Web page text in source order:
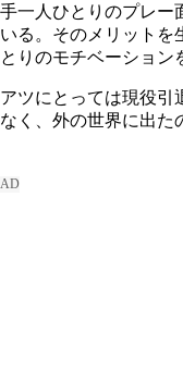
手一人ひとりのプレー
いる。そのメリットを
とりのモチベーション
アツにとっては現役引
なく、外の世界に出た